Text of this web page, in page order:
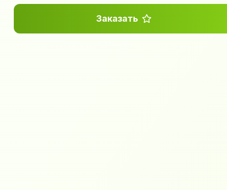
Заказать